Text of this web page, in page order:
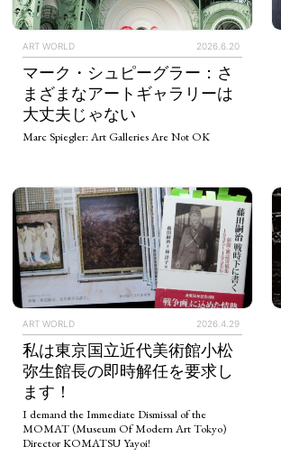
ART WORLD 2026.6.20
マーク・シュピーグラー：さ
まざまなアートギャラリーは
大丈夫じゃない
Marc Spiegler: Art Galleries Are Not OK
ART WORLD 2026.4.29
私は東京国立近代美術館小松
弥生館長の即時解任を要求し
ます！
I demand the Immediate Dismissal of the
MOMAT (Museum Of Modern Art Tokyo)
Director KOMATSU Yayoi!